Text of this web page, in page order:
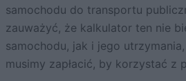
samochodu do transportu
zauważyć, że kalkulator ten nie
samochodu, jak i jego
musimy zapłacić, by korzystać z